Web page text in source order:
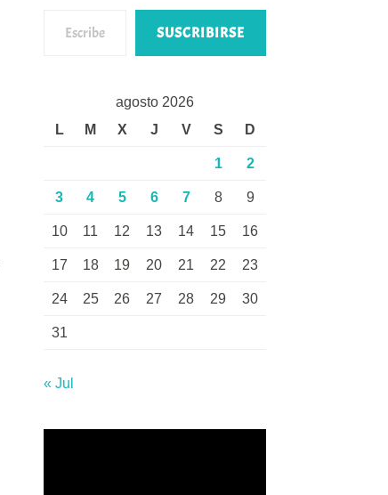
SUSCRIBIRSE
agosto 2026
L
M X J V S D
1 2
3 4 5 6 7 8 9
10 11 12 13 14 15 16
17 18 19 20 21 22 23
24 25 26 27 28 29 30
31
« Jul